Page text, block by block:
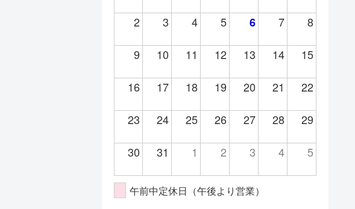
2 3 4 5 6 7 8
9 10 11 12 13 14 15
16 17 18 19 20 21 22
23 24 25 26 27 28 29
30 31 1 2 3 4 5
午前中定休日（午後より営業）